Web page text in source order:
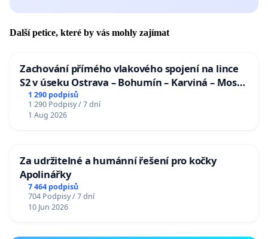
Další petice, které by vás mohly zajímat
Zachování přímého vlakového spojení na lince
S2 v úseku Ostrava – Bohumín – Karviná – Mosty
u Jablunkova
1 290 podpisů
1 290 Podpisy / 7 dní
1 Aug 2026
Za udržitelné a humánní řešení pro kočky
Apolinářky
7 464 podpisů
704 Podpisy / 7 dní
10 Jun 2026